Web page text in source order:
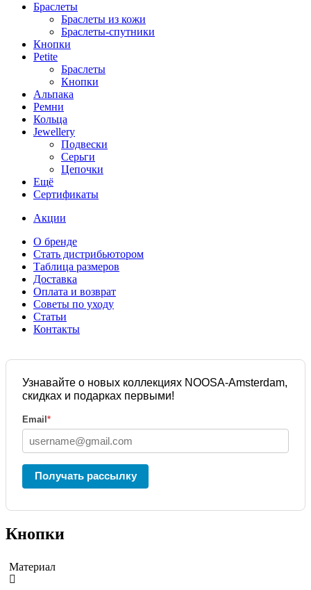
Браслеты
Браслеты из кожи
Браслеты-спутники
Кнопки
Petite
Браслеты
Кнопки
Альпака
Ремни
Кольца
Jewellery
Подвески
Серьги
Цепочки
Ещё
Сертификаты
Акции
О бренде
Стать дистрибьютором
Таблица размеров
Доставка
Оплата и возврат
Советы по уходу
Статьи
Контакты
Узнавайте о новых коллекциях NOOSA-Amsterdam,
скидках и подарках первыми!
Email *
Получать рассылку
Кнопки
Материал